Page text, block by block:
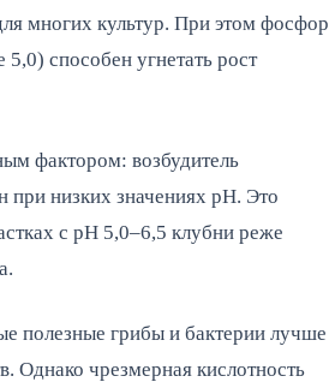
многих культур. При этом фосфор
способен угнетать рост
фактором: возбудитель
низких значениях pH. Это
с pH 5,0–6,5 клубни реже
полезные грибы и бактерии лучше
Однако чрезмерная кислотность